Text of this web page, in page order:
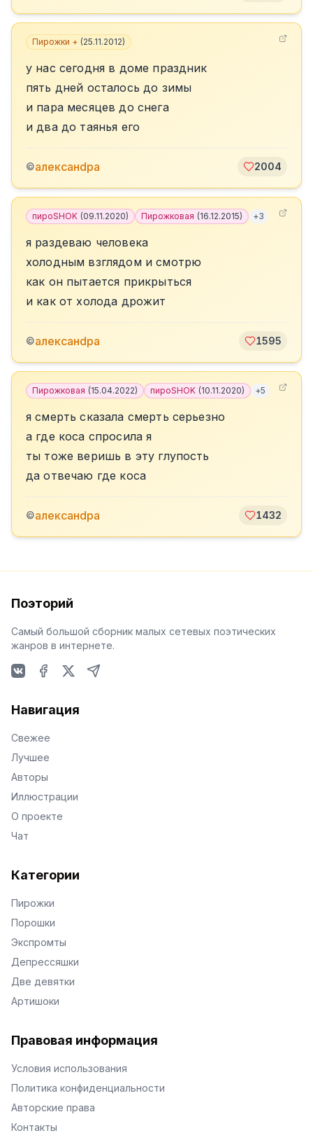
Пирожки + (25.11.2012)
у нас сегодня в доме праздник
пять дней осталось до зимы
и пара месяцев до снега
и два до таянья его
©алексанdра 2004
пироSHOK (09.11.2020) Пирожковая (16.12.2015) +3
я раздеваю человека
холодным взглядом и смотрю
как он пытается прикрыться
и как от холода дрожит
©алексанdра 1595
Пирожковая (15.04.2022) пироSHOK (10.11.2020) +5
я смерть сказала смерть серьезно
а где коса спросила я
ты тоже веришь в эту глупость
да отвечаю где коса
©алексанdра 1432
Поэторий
Самый большой сборник малых сетевых поэтических
жанров в интернете.
Навигация
Свежее
Лучшее
Авторы
Иллюстрации
О проекте
Чат
Категории
Пирожки
Порошки
Экспромты
Депрессяшки
Две девятки
Артишоки
Правовая информация
Условия использования
Политика конфиденциальности
Авторские права
Контакты